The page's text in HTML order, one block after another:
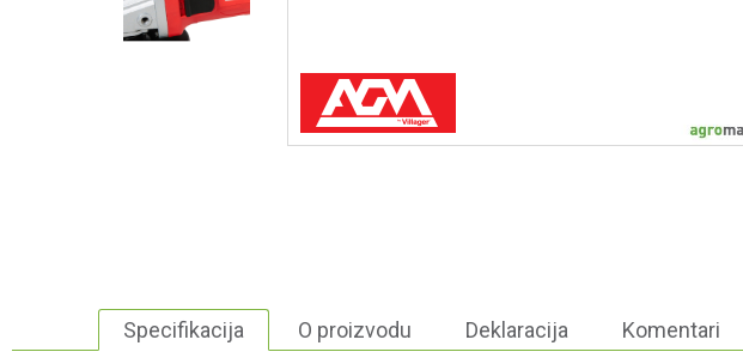
Specifikacija O proizvodu Deklaracija Komentari